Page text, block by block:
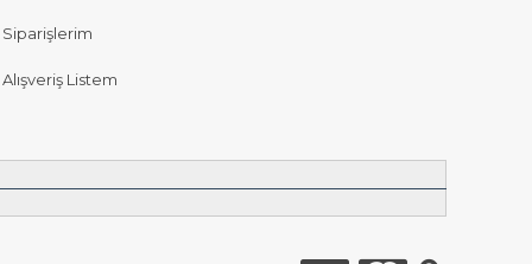
Siparişlerim
Alışveriş Listem